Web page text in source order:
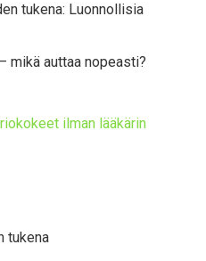
tukena: Luonnollisia
mikä auttaa nopeasti?
ilman lääkärin
tukena